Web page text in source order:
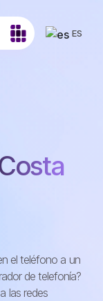
ES
el teléfono a un
de telefonía?
las redes